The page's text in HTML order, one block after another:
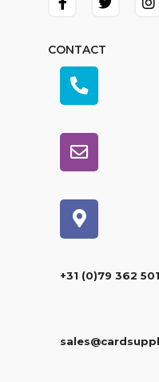
CONTACT
+31 (0)79 362